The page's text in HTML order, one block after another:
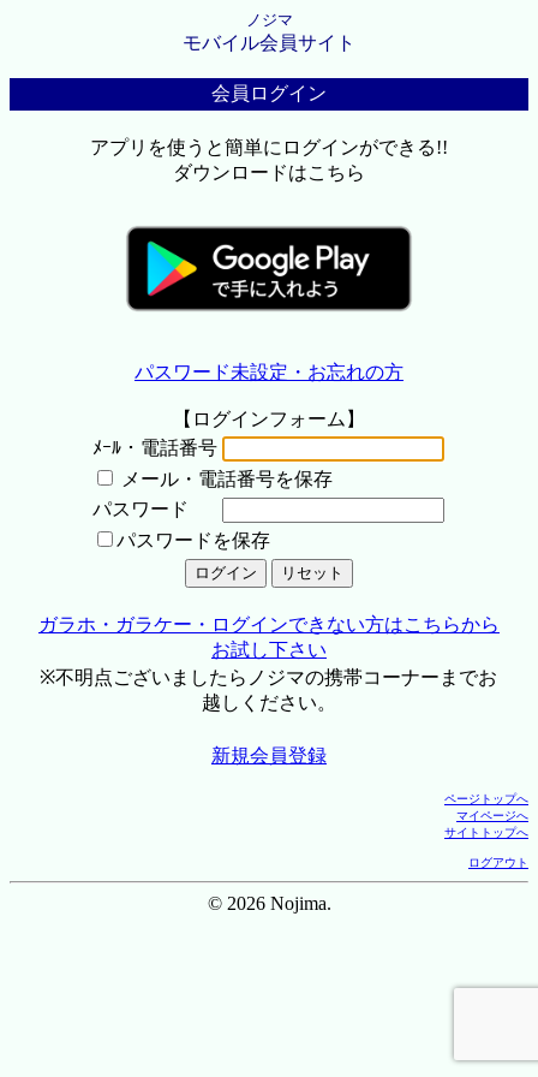
ノジマ
モバイル会員サイト
会員ログイン
アプリを使うと簡単にログインができる!!
ダウンロードはこちら
パスワード未設定・お忘れの方
【ログインフォーム】
ﾒｰﾙ・電話番号
メール・電話番号を保存
パスワード
パスワードを保存
ガラホ・ガラケー・ログインできない方はこちらから
お試し下さい
※不明点ございましたらノジマの携帯コーナーまでお
越しください。
新規会員登録
ページトップへ
マイページへ
サイトトップへ
ログアウト
© 2026 Nojima.